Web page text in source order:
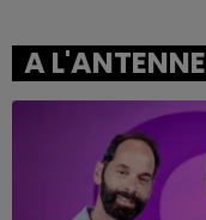
A L'ANTENNE